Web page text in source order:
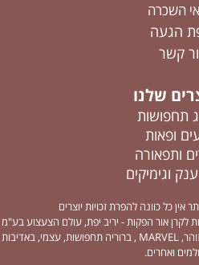
השכרה
הגעה
קשר
שלנו
תחפושות
ופאות
ותפאורה
וגימיקים
כל כוונה להפרת זכויות יוצרים
לקרן אור הפקות - יריב יפת, עולם הצעצוע בע"מ
-ענת עיצובים - תחפושות וחיוכים , שושי זוהר, MARVEL , ברוריה תחפושות, עצמי, באדיבות
ואחרים.